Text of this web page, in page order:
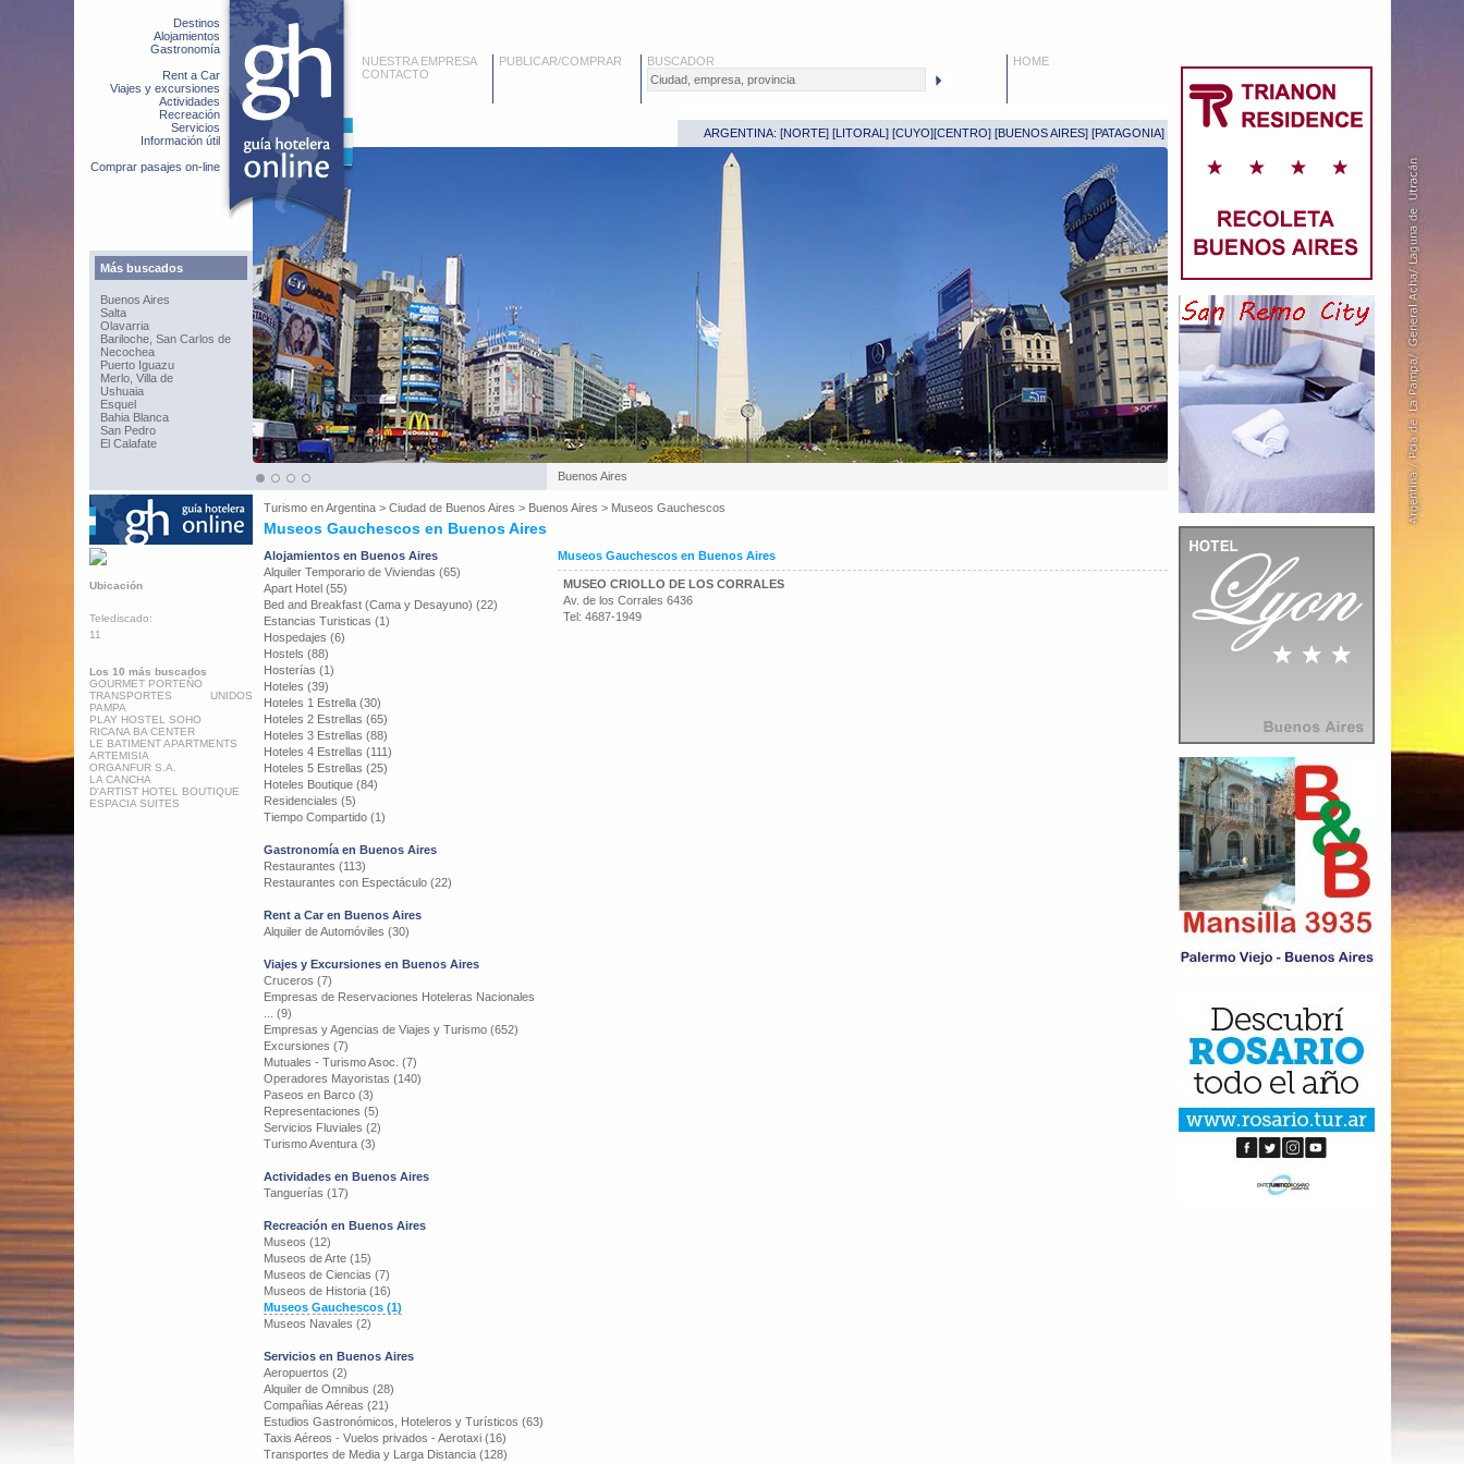
Destinos
Alojamientos
Gastronomía
Rent a Car
Viajes y excursiones
Actividades
Recreación
Servicios
Información útil
Comprar pasajes on-line
Más buscados
Buenos Aires
Salta
Olavarria
Bariloche, San Carlos de
Necochea
Puerto Iguazu
Merlo, Villa de
Ushuaia
Esquel
Bahia Blanca
San Pedro
El Calafate
NUESTRA EMPRESA
CONTACTO
PUBLICAR/COMPRAR BUSCADOR HOME
ARGENTINA: [NORTE] [LITORAL ] [CUYO][CENTRO] [BUENOS AIRES] [PATAGONIA]
Buenos Aires
Turismo enArgentina > Ciudad de Buenos Aires > Buenos Aires > Museos Gauchescos
Museos Gauchescos en Buenos Aires
Ubicación
Telediscado:
11
Los 10 más buscados
GOURMET PORTEÑO
TRANSPORTES UNIDOS
PAMPA
PLAY HOSTEL SOHO
RICANA BA CENTER
LE BATIMENT APARTMENTS
ARTEMISIA
ORGANFUR S.A.
LA CANCHA
D'ARTIST HOTEL BOUTIQUE
ESPACIA SUITES
Alojamientos en Buenos Aires
Alquiler Temporario de Viviendas (65)
Apart Hotel (55)
Bed and Breakfast (Cama y Desayuno) (22)
Estancias Turisticas (1)
Hospedajes (6)
Hostels (88)
Hosterías (1)
Hoteles (39)
Hoteles 1 Estrella (30)
Hoteles 2 Estrellas (65)
Hoteles 3 Estrellas (88)
Hoteles 4 Estrellas (111)
Hoteles 5 Estrellas (25)
Hoteles Boutique (84)
Residenciales (5)
Tiempo Compartido (1)
Gastronomía en Buenos Aires
Restaurantes (113)
Restaurantes con Espectáculo (22)
Rent a Car en Buenos Aires
Alquiler de Automóviles (30)
Viajes y Excursiones en Buenos Aires
Cruceros (7)
Empresas de Reservaciones Hoteleras Nacionales
... (9)
Empresas y Agencias de Viajes y Turismo (652)
Excursiones (7)
Mutuales - Turismo Asoc. (7)
Operadores Mayoristas (140)
Paseos en Barco (3)
Representaciones (5)
Servicios Fluviales (2)
Turismo Aventura (3)
Actividades en Buenos Aires
Tanguerías (17)
Recreación en Buenos Aires
Museos (12)
Museos de Arte (15)
Museos de Ciencias (7)
Museos de Historia (16)
Museos Gauchescos (1)
Museos Navales (2)
Servicios en Buenos Aires
Aeropuertos (2)
Alquiler de Omnibus (28)
Compañias Aéreas (21)
Estudios Gastronómicos, Hoteleros y Turísticos (63)
Taxis Aéreos - Vuelos privados - Aerotaxi (16)
Transportes de Media y Larga Distancia (128)
Museos Gauchescos en Buenos Aires
MUSEO CRIOLLO DE LOS CORRALES
Av. de los Corrales 6436
Tel: 4687-1949